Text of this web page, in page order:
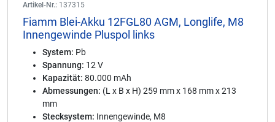
Artikel-Nr.: 137315
Fiamm Blei-Akku 12FGL80 AGM, Longlife, M8
Innengewinde Pluspol links
System: Pb
Spannung: 12 V
Kapazität: 80.000 mAh
Abmessungen: (L x B x H) 259 mm x 168 mm x 213
mm
Stecksystem: Innengewinde, M8